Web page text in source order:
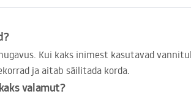
Kui kaks inimest kasutavad
ja aitab säilitada korda.
valamut?